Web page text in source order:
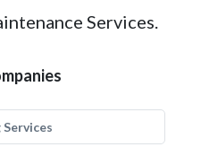
Services.
Services